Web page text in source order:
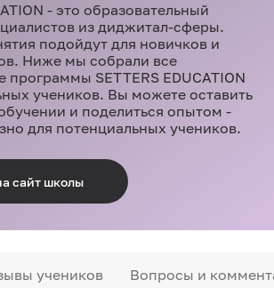
- это образовательный
из диджитал-сферы.
подойдут для новичков и
Ниже мы собрали все
SETTERS EDUCATION
учеников. Вы можете оставить
и поделиться опытом -
для потенциальных учеников.
сайт школы
учеников Вопросы и